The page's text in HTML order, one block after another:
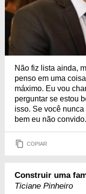
Não fiz lista ainda,
penso em uma
máximo. Eu vou
perguntar se estou
isso. Se você
bem eu não convido.
COPIAR
Construir uma
Ticiane Pinheiro